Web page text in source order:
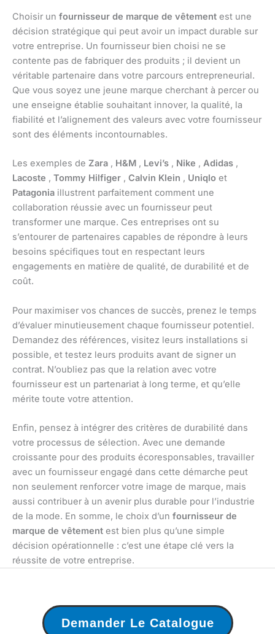
Choisir un fournisseur de marque de vêtement est une
décision stratégique qui peut avoir un impact durable sur
votre entreprise. Un fournisseur bien choisi ne se
contente pas de fabriquer des produits ; il devient un
véritable partenaire dans votre parcours entrepreneurial.
Que vous soyez une jeune marque cherchant à percer ou
une enseigne établie souhaitant innover, la qualité, la
fiabilité et l’alignement des valeurs avec votre fournisseur
sont des éléments incontournables.
Les exemples de Zara , H&M , Levi’s , Nike , Adidas ,
Lacoste , Tommy Hilfiger , Calvin Klein , Uniqlo et
Patagonia illustrent parfaitement comment une
collaboration réussie avec un fournisseur peut
transformer une marque. Ces entreprises ont su
s’entourer de partenaires capables de répondre à leurs
besoins spécifiques tout en respectant leurs
engagements en matière de qualité, de durabilité et de
coût.
Pour maximiser vos chances de succès, prenez le temps
d’évaluer minutieusement chaque fournisseur potentiel.
Demandez des références, visitez leurs installations si
possible, et testez leurs produits avant de signer un
contrat. N’oubliez pas que la relation avec votre
fournisseur est un partenariat à long terme, et qu’elle
mérite toute votre attention.
Enfin, pensez à intégrer des critères de durabilité dans
votre processus de sélection. Avec une demande
croissante pour des produits écoresponsables, travailler
avec un fournisseur engagé dans cette démarche peut
non seulement renforcer votre image de marque, mais
aussi contribuer à un avenir plus durable pour l’industrie
de la mode. En somme, le choix d’un fournisseur de
marque de vêtement est bien plus qu’une simple
décision opérationnelle : c’est une étape clé vers la
réussite de votre entreprise.
Demander Le Catalogue